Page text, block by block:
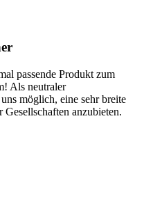
passende Produkt zum
Als neutraler
möglich, eine sehr breite
anzubieten.